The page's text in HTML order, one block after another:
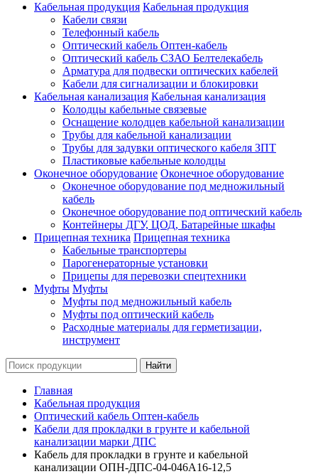
Кабельная продукция Кабельная продукция
Кабели связи
Телефонный кабель
Оптический кабель Оптен-кабель
Оптический кабель СЗАО Белтелекабель
Арматура для подвески оптических кабелей
Кабели для сигнализации и блокировки
Кабельная канализация Кабельная канализация
Колодцы кабельные связевые
Оснащение колодцев кабельной канализации
Трубы для кабельной канализации
Трубы для задувки оптического кабеля ЗПТ
Пластиковые кабельные колодцы
Оконечное оборудование Оконечное оборудование
Оконечное оборудование под медножильный
кабель
Оконечное оборудование под оптический кабель
Контейнеры ДГУ, ЦОД, Батарейные шкафы
Прицепная техника Прицепная техника
Кабельные транспортеры
Парогенераторные установки
Прицепы для перевозки спецтехники
Муфты Муфты
Муфты под медножильный кабель
Муфты под оптический кабель
Расходные материалы для герметизации,
инструмент
Главная
Кабельная продукция
Оптический кабель Оптен-кабель
Кабели для прокладки в грунте и кабельной
канализации марки ДПС
Кабель для прокладки в грунте и кабельной
канализации ОПН-ДПС-04-046А16-12,5